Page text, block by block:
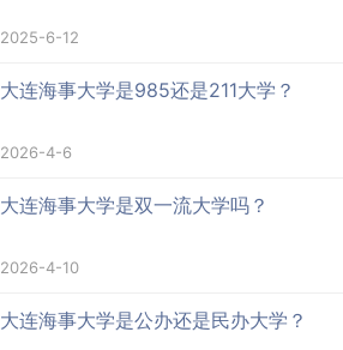
2025-6-12
大连海事大学是985还是211大学？
2026-4-6
大连海事大学是双一流大学吗？
2026-4-10
大连海事大学是公办还是民办大学？